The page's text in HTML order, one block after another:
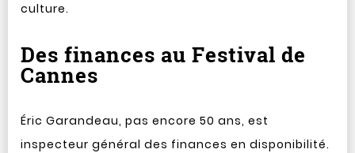
culture.
Des finances au Festival de
Cannes
Éric Garandeau, pas encore 50 ans, est
inspecteur général des finances en disponibilité.